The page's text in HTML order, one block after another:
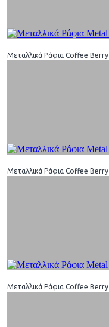
Μεταλλικά Ράφια Coffee Berry
Μεταλλικά Ράφια Coffee Berry
Μεταλλικά Ράφια Coffee Berry